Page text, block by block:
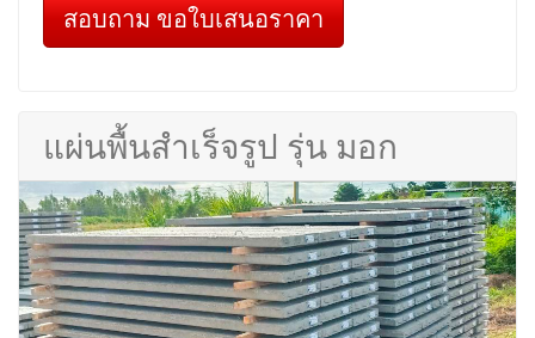
สอบถาม ขอใบเสนอราคา
แผ่นพื้นสำเร็จรูป รุ่น มอก